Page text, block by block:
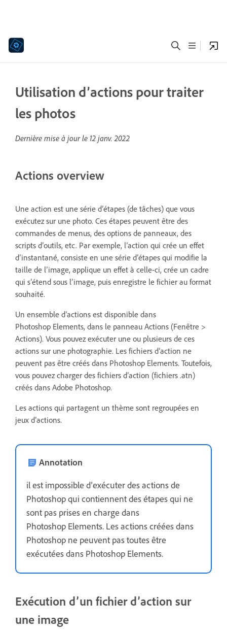
Utilisation d’actions pour traiter
les photos
Dernière mise à jour le 12 janv. 2022
Actions overview
Une action est une série d’étapes (de tâches) que vous
exécutez sur une photo. Ces étapes peuvent être des
commandes de menus, des options de panneaux, des
scripts d’outils, etc. Par exemple, l’action qui crée un effet
d’instantané, consiste en une série d’étapes qui modifie la
taille de l’image, applique un effet à celle-ci, crée un cadre
qui s’étend sous l’image, puis enregistre le fichier au format
souhaité.
Un ensemble d’actions est disponible dans
Photoshop Elements, dans le panneau Actions (Fenêtre >
Actions). Vous pouvez exécuter une ou plusieurs de ces
actions sur une photographie. Les fichiers d’action ne
peuvent pas être créés dans Photoshop Elements. Toutefois,
vous pouvez charger des fichiers d’action (fichiers .atn)
créés dans Adobe Photoshop.
Les actions qui partagent un thème sont regroupées en
jeux d’actions.
Annotation
il est impossible d’exécuter des actions de
Photoshop qui contiennent des étapes qui ne
sont pas prises en charge dans
Photoshop Elements. Les actions créées dans
Photoshop ne peuvent pas toutes être
exécutées dans Photoshop Elements.
Exécution d’un fichier d’action sur
une image